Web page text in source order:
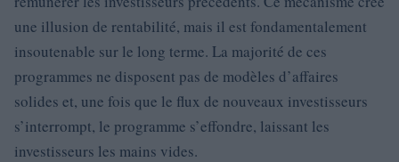
une illusion de rentabilité, mais il est fondamentalement
insoutenable sur le long terme. La majorité de ces
programmes ne disposent pas de modèles d’affaires
solides et, une fois que le flux de nouveaux investisseurs
s’interrompt, le programme s’effondre, laissant les
investisseurs les mains vides.